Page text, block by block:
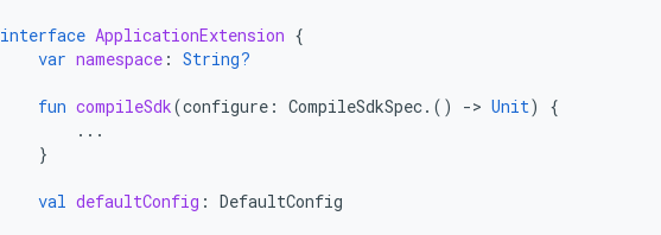
interface ApplicationExtension {
var namespace : String?
fun compileSdk(configure : CompileSdkSpec.() -> Unit)
{
...
}
val defaultConfig : DefaultConfig